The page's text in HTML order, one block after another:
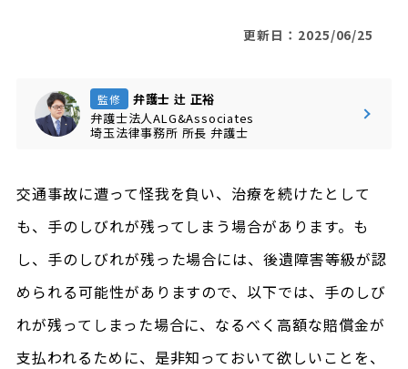
更新日：2025/06/25
監修
弁護士 辻 正裕
弁護士法人ALG&Associates
埼玉法律事務所 所長 弁護士
交通事故に遭って怪我を負い、治療を続けたとして
も、手のしびれが残ってしまう場合があります。も
し、手のしびれが残った場合には、後遺障害等級が認
められる可能性がありますので、以下では、手のしび
れが残ってしまった場合に、なるべく高額な賠償金が
支払われるために、是非知っておいて欲しいことを、